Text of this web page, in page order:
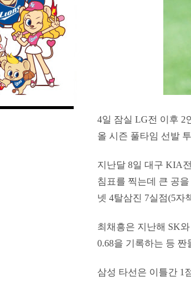
4일 잠실 LG전 이후 2
올 시즌 풀타임 선발
지난달 8일 대구 KIA
침표를 찍는데 큰 공
넷 4탈삼진 7실점(5자
최채흥은 지난해 SK
0.68을 기록하는 등 짠
삼성 타선은 이틀간 1